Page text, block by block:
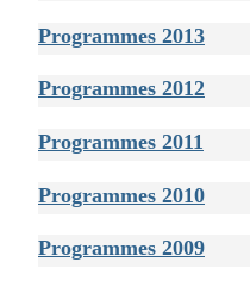
Programmes 2013
Programmes 2012
Programmes 2011
Programmes 2010
Programmes 2009